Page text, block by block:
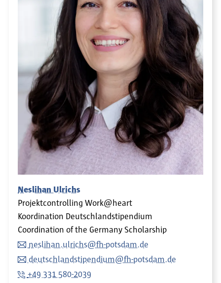
Neslihan Ulrichs
Projektcontrolling Work@heart
Koordination Deutschlandstipendium
Coordination of the Germany Scholarship
neslihan.ulrichs@fh-potsdam.de
deutschlandstipendium@fh-potsdam.de
+49 331 580-2039